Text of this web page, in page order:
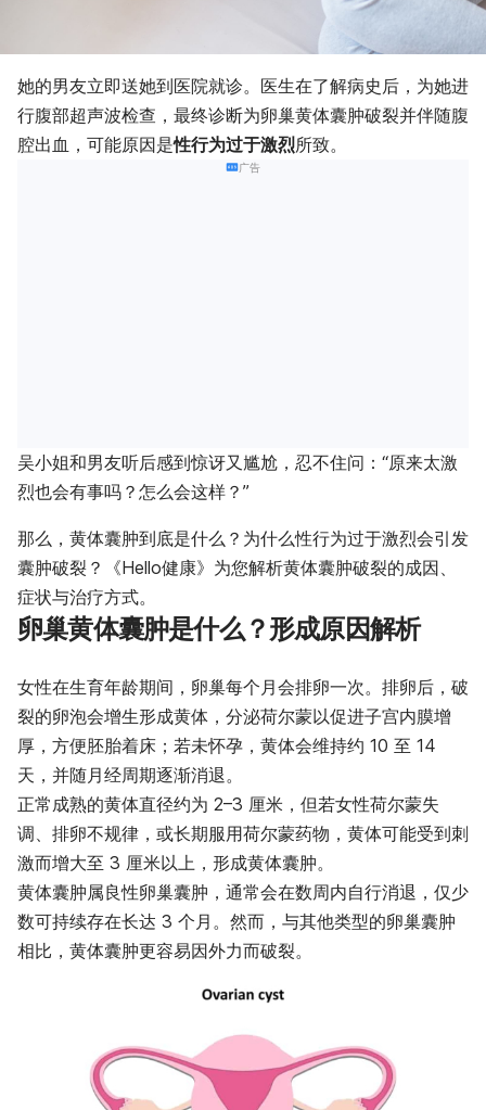
她的男友立即送她到医院就诊。医生在了解病史后，为她进
行腹部超声波检查，最终诊断为卵巢黄体囊肿破裂并伴随腹
腔出血，可能原因是性行为过于激烈所致。
广告
吴小姐和男友听后感到惊讶又尴尬，忍不住问：“原来太激
烈也会有事吗？怎么会这样？”
那么，黄体囊肿到底是什么？为什么性行为过于激烈会引发
囊肿破裂？《Hello健康》为您解析黄体囊肿破裂的成因、
症状与治疗方式。
卵巢黄体囊肿是什么？形成原因解析
女性在生育年龄期间，卵巢每个月会排卵一次。排卵后，破
裂的卵泡会增生形成黄体，分泌荷尔蒙以促进子宫内膜增
厚，方便胚胎着床；若未怀孕，黄体会维持约 10 至 14
天，并随月经周期逐渐消退。
正常成熟的黄体直径约为 2–3 厘米，但若女性荷尔蒙失
调、排卵不规律，或长期服用荷尔蒙药物，黄体可能受到刺
激而增大至 3 厘米以上，形成黄体囊肿。
黄体囊肿属良性卵巢囊肿，通常会在数周内自行消退，仅少
数可持续存在长达 3 个月。然而，与其他类型的卵巢囊肿
相比，黄体囊肿更容易因外力而破裂。